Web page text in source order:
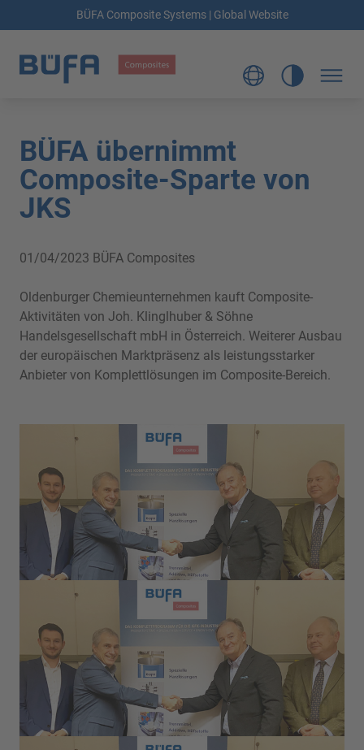
BÜFA Composite Systems | Global Website
BÜFA übernimmt
Composite-Sparte von
JKS
01/04/2023 BÜFA Composites
Oldenburger Chemieunternehmen kauft Composite-
Aktivitäten von Joh. Klinglhuber & Söhne
Handelsgesellschaft mbH in Österreich. Weiterer Ausbau
der europäischen Marktpräsenz als leistungsstarker
Anbieter von Komplettlösungen im Composite-Bereich.